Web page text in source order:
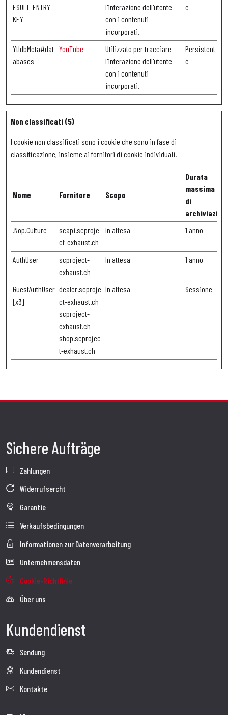
ESULT_ENTRY_
KEY
l'interazione dell'utente
con i contenuti
incorporati.
e
YtIdbMeta#dat
abases
YouTube
Utilizzato per tracciare
l'interazione dell'utente
con i contenuti
incorporati.
Persistent
e
Non classificati (5)
I cookie non classificati sono i cookie che sono in fase di
classificazione, insieme ai fornitori di cookie individuali.
Nome Fornitore Scopo
Durata
massima
di
.Nop.Culture
scapi.scproje
ct-exhaust.ch
In attesa 1 anno
AuthUser
scproject-
exhaust.ch
In attesa 1 anno
GuestAuthUser
[x3]
dealer.scproje
ct-exhaust.ch
scproject-
exhaust.ch
shop.scprojec
t-exhaust.ch
In attesa Sessione
Sichere Aufträge
Zahlungen
Widerrufsercht
Garantie
Verkaufsbedingungen
Informationen zur Datenverarbeitung
Unternehmensdaten
Cookie-Richtlinie
Über uns
Kundendienst
Sendung
Kundendienst
Kontakte